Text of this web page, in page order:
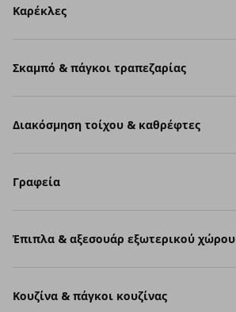
Καρέκλες
Σκαμπό & πάγκοι τραπεζαρίας
Διακόσμηση τοίχου & καθρέφτες
Γραφεία
Έπιπλα & αξεσουάρ εξωτερικού χώρου
Κουζίνα & πάγκοι κουζίνας